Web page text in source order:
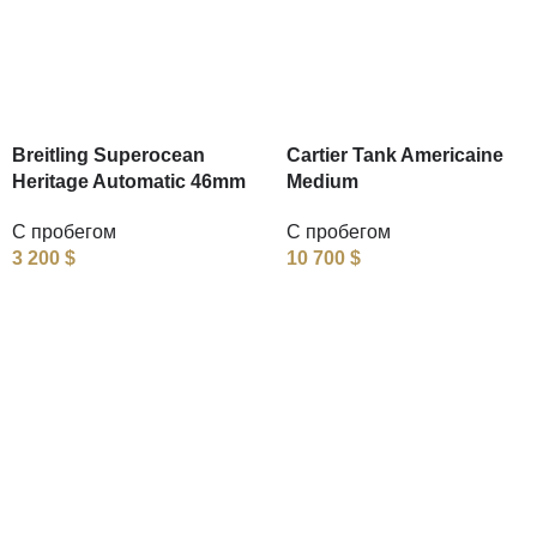
Breitling Superocean
Heritage Automatic 46mm
С пробегом
3 200 $
Cartier Tank Americaine
Medium
С пробегом
10 700 $